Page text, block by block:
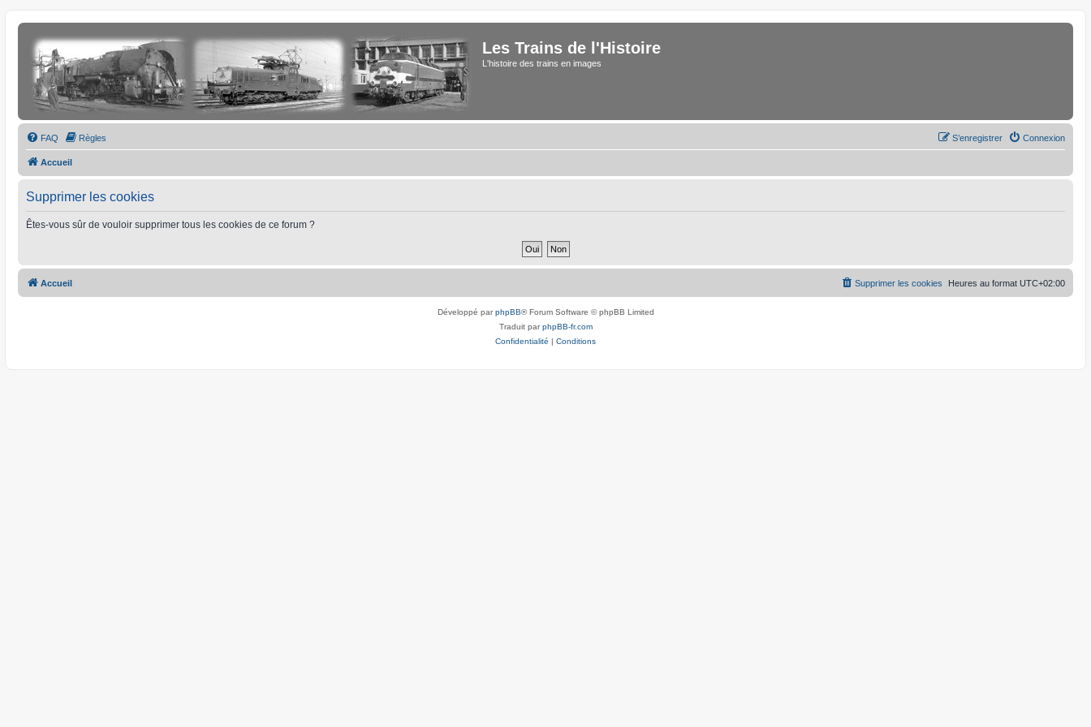
Les Trains de l'Histoire
L'histoire des trains en images
FAQ Règles Connexion
S’enregistrer
Accueil
Supprimer les cookies
Êtes-vous sûr de vouloir supprimer tous les cookies de ce forum ?
Accueil Heures au format UTC+02:00
Supprimer les cookies
Développé parphpBB® Forum Software © phpBB Limited
Traduit parphpBB-fr.com
Confidentialité | Conditions